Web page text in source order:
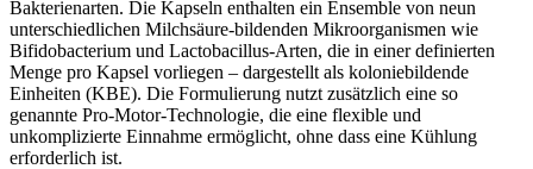
Bakterienarten. Die Kapseln enthalten ein Ensemble von neun
unterschiedlichen Milchsäure‑bildenden Mikroorganismen wie
Bifidobacterium und Lactobacillus‑Arten, die in einer definierten
Menge pro Kapsel vorliegen – dargestellt als kolonie­bildende
Einheiten (KBE). Die Formulierung nutzt zusätzlich eine so
genannte Pro‑Motor‑Technologie, die eine flexible und
unkomplizierte Einnahme ermöglicht, ohne dass eine Kühlung
erforderlich ist.